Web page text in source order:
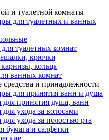
и туалетной комнаты
для туалетных и ванных
туалетных комнат
крючки
кольца
ванных комнат
средства и принадлежности
для принятия ванн и душа
для принятия душа, ванн
для ухода за волосами
для ухода за полостью рта
бумага и салфетки